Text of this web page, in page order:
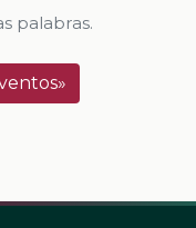
palabras.